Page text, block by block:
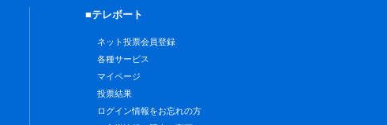
■テレボート
ネット投票会員登録
各種サービス
マイページ
投票結果
ログイン情報をお忘れの方